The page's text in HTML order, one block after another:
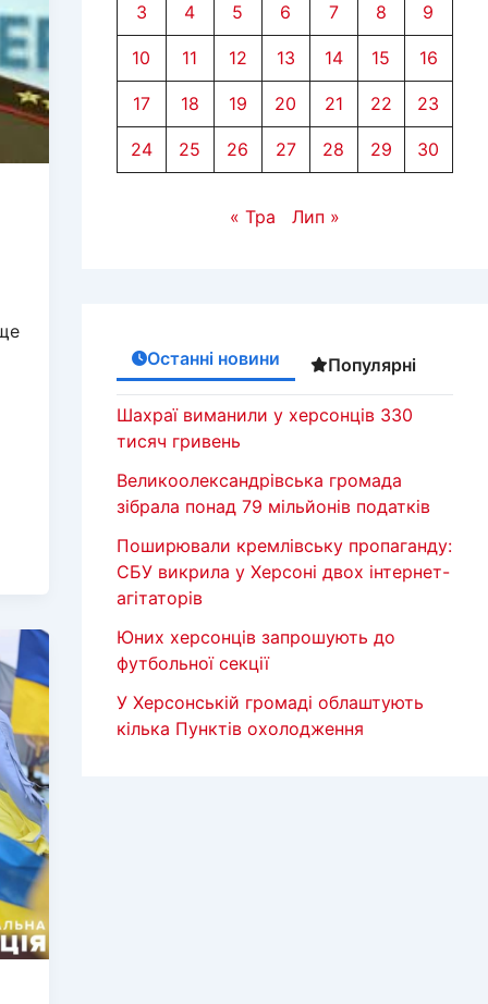
3 4 5 6 7 8 9
10 11 12 13 14 15 16
17 18 19 20 21 22 23
24 25 26 27 28 29 30
« Тра Лип »
Останні новини Популярні
Шахраї виманили у херсонців 330
тисяч гривень
Великоолександрівська громада
зібрала понад 79 мільйонів податків
Поширювали кремлівську пропаганду:
СБУ викрила у Херсоні двох інтернет-
агітаторів
Юних херсонців запрошують до
футбольної секції
У Херсонській громаді облаштують
кілька Пунктів охолодження